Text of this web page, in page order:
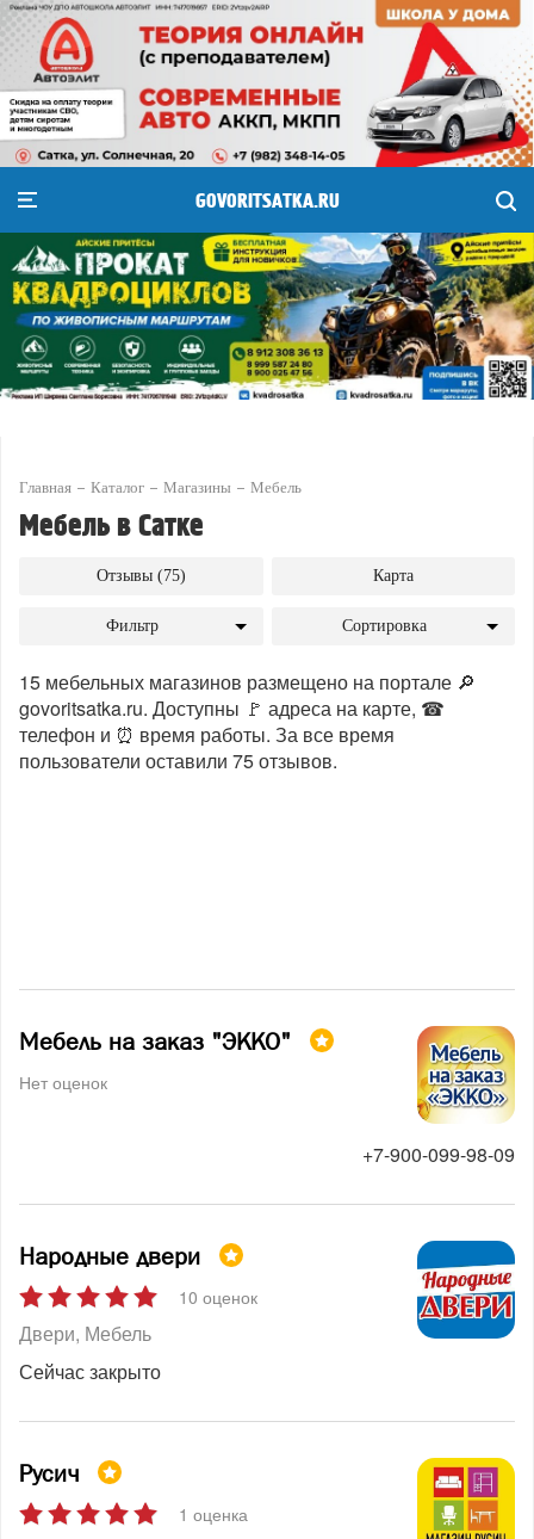
GOVORITSATKA.RU
Главная Каталог Магазины Мебель
Мебель в Сатке
Отзывы (75) Карта
Фильтр Сортировка
15 мебельных магазинов размещено на портале 🔎
govoritsatka.ru. Доступны 🚩 адреса на карте, ☎
телефон и ⏰ время работы. За все время
пользователи оставили 75 отзывов.
Мебель на заказ "ЭККО"
Нет оценок
+7-900-099-98-09
Народные двери
10 оценок
Двери Мебель
Сейчас закрыто
Русич
1 оценка